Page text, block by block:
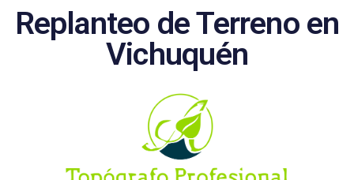
Replanteo de Terreno en
Vichuquén